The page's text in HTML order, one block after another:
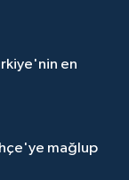
en
mağlup